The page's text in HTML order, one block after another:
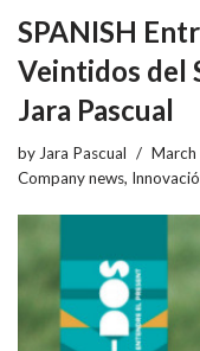
SPANISH
Veintidos del
Jara Pascual
by Jara Pascual
March
Company news,